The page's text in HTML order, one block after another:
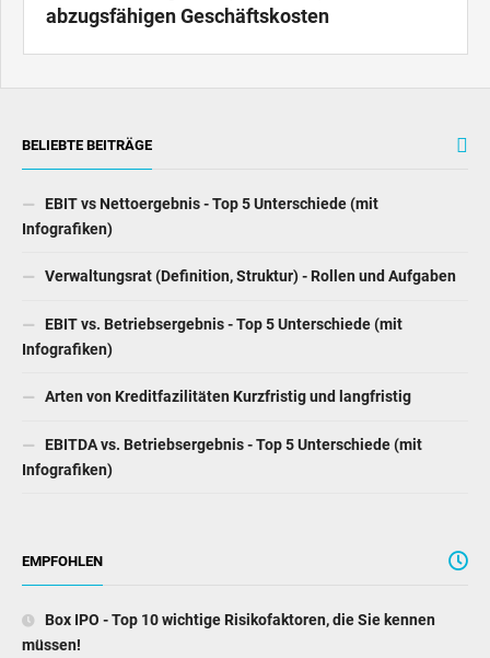
abzugsfähigen Geschäftskosten
BELIEBTE BEITRÄGE
EBIT vs Nettoergebnis - Top 5 Unterschiede (mit
Infografiken)
Verwaltungsrat (Definition, Struktur) - Rollen und Aufgaben
EBIT vs. Betriebsergebnis - Top 5 Unterschiede (mit
Infografiken)
Arten von Kreditfazilitäten Kurzfristig und langfristig
EBITDA vs. Betriebsergebnis - Top 5 Unterschiede (mit
Infografiken)
EMPFOHLEN
Box IPO - Top 10 wichtige Risikofaktoren, die Sie kennen
müssen!